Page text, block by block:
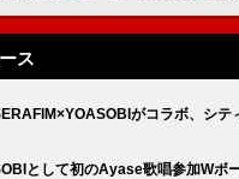
ス
がコラボ、シ
として初のAyase歌唱参加Wボ